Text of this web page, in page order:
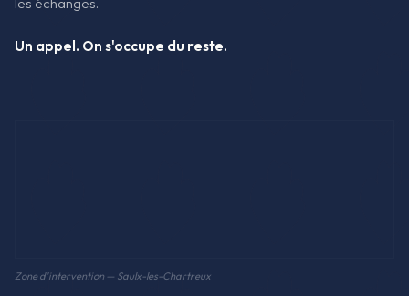
Un appel. On s'occupe du reste.
Zone d'intervention — Saulx-les-Chartreux